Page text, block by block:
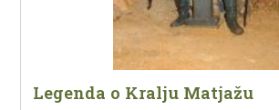
Legenda o Kralju Matjažu